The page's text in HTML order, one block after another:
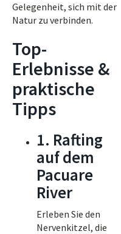
Gelegenheit, sich mit der
Natur zu verbinden.
Top-
Erlebnisse &
praktische
Tipps
1. Rafting
auf dem
Pacuare
River
Erleben Sie den
Nervenkitzel, die